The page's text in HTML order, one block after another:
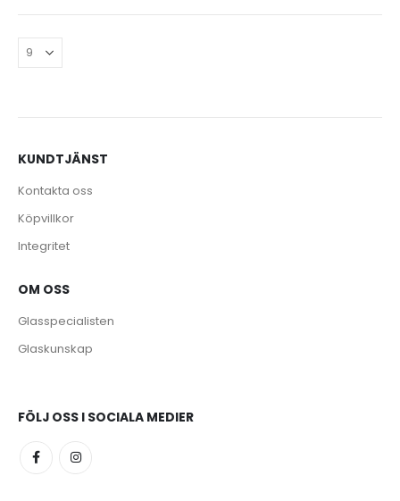
KUNDTJÄNST
Kontakta oss
Köpvillkor
Integritet
OM OSS
Glasspecialisten
Glaskunskap
FÖLJ OSS I SOCIALA MEDIER